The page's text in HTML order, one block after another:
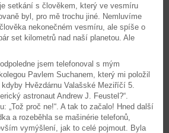
setkání s člověkem, který ve vesmíru
byl, pro mě trochu jiné. Nemluvíme
nekonečném vesmíru, ale spíše o
set kilometrů nad naší planetou. Ale
jsem telefonoval s mým
Pavlem Suchanem, který mi položil
kdyby Hvězdárnu Valašské Meziříčí 5.
astronaut Andrew J. Feustel?“.
„Tož proč ne!“. A tak to začalo! Hned další
a rozeběhla se mašinérie telefonů,
vymýšlení, jak to celé pojmout. Byla